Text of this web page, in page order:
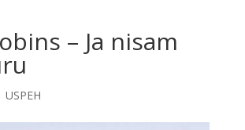
– Ja nisam
USPEH